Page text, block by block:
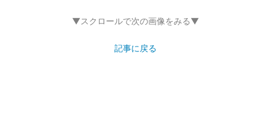
▼スクロールで次の画像をみる▼
記事に戻る